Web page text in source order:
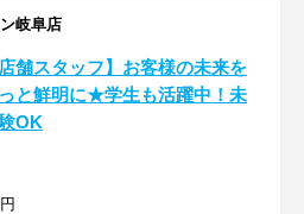
岐阜店
店舗スタッフ】お客様の未来を
と鮮明に★学生も活躍中！未
OK